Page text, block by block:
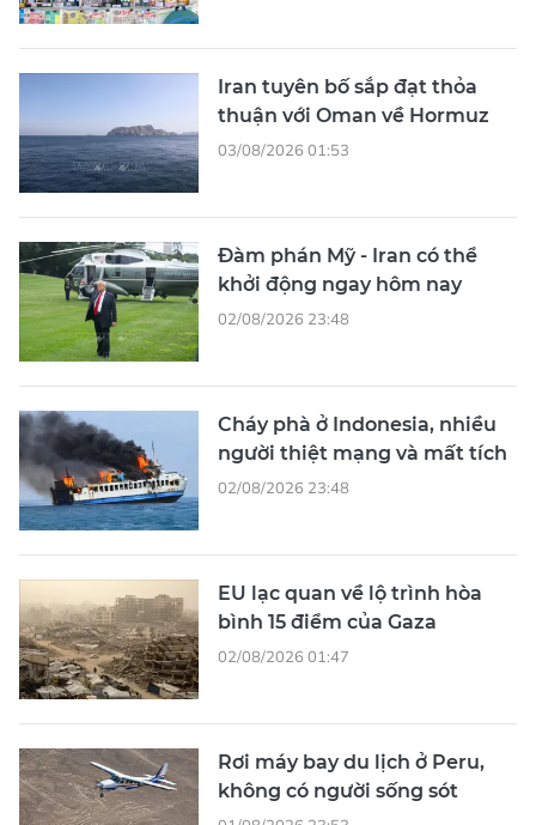
Iran tuyên bố sắp đạt thỏa
thuận với Oman về Hormuz
03/08/2026 01:53
Đàm phán Mỹ - Iran có thể
khởi động ngay hôm nay
02/08/2026 23:48
Cháy phà ở Indonesia, nhiều
người thiệt mạng và mất tích
02/08/2026 23:48
EU lạc quan về lộ trình hòa
bình 15 điểm của Gaza
02/08/2026 01:47
Rơi máy bay du lịch ở Peru,
không có người sống sót